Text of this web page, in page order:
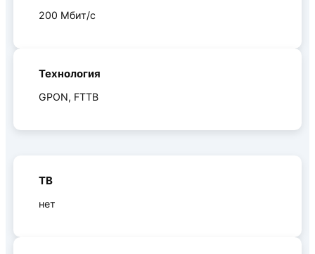
200 Мбит/c
Технология
GPON, FTTB
ТВ
нет